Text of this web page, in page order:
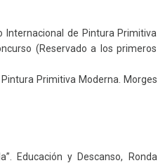
Internacional de Pintura Primitiva
(Reservado a los primeros
Primitiva Moderna. Morges
Educación y Descanso, Ronda